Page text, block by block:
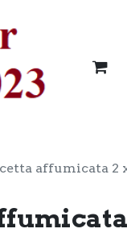
affumicata 2